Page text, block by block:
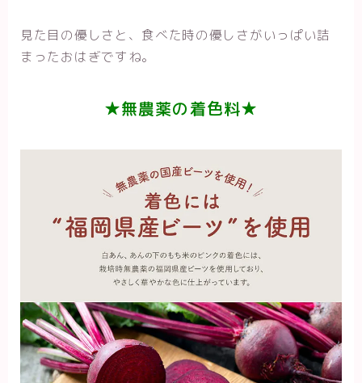
見た目の優しさと、食べた時の優しさがいっぱい詰
まったおはぎですね。
★無農薬の着色料★